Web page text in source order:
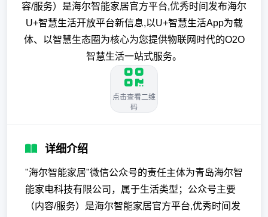
容/服务）是海尔智能家居官方平台,优秀时间发布海尔
U+智慧生活开放平台新信息,以U+智慧生活App为载
体、以智慧生态圈为核心为您提供物联网时代的O2O
智慧生活一站式服务。
点击查看二维
码
详细介绍
"海尔智能家居"微信公众号的责任主体为青岛海尔智
能家电科技有限公司，属于生活类型；公众号主要
（内容/服务）是海尔智能家居官方平台,优秀时间发